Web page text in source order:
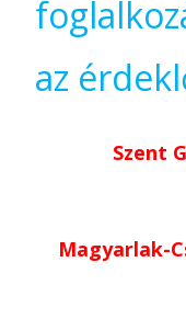
az
Szent
Magyarlak-